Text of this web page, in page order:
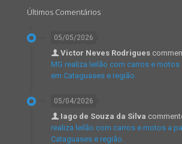
Últimos Comentários
05/05/2026
Victor Neves Rodrigues
MG realiza leilão com carros e motos
em Cataguases e região.
05/04/2026
Iago de Souza da Silva
realiza leilão com carros e motos a
Cataguases e região.